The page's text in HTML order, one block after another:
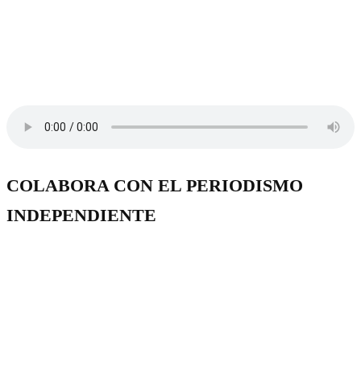
COLABORA CON EL PERIODISMO
INDEPENDIENTE